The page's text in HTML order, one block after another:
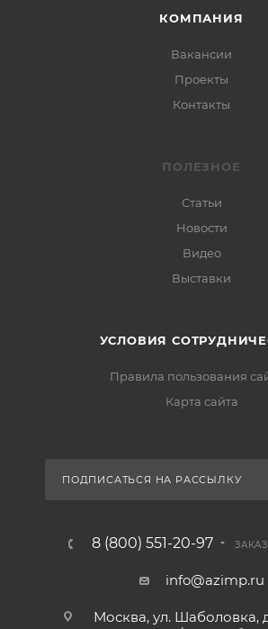
КОМПАНИЯ
Вакансии
Проекты
Контакты
ПОЛЕЗНОЕ
Статьи
Новости
Видео
Выставки
УСЛОВИЯ
Правила пользования
Карта сайта
ПОДПИСАТЬСЯ НА РАССЫЛКУ
8 (800) 551-20-97
info@azimp.ru
Москва, ул. Шаболовка,